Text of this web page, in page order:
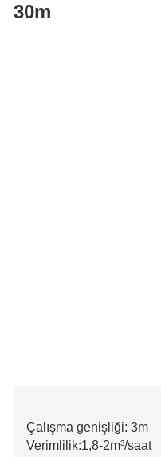
30m
Çalışma genişliği: 3m
Verimlilik:1,8-2m³/saat